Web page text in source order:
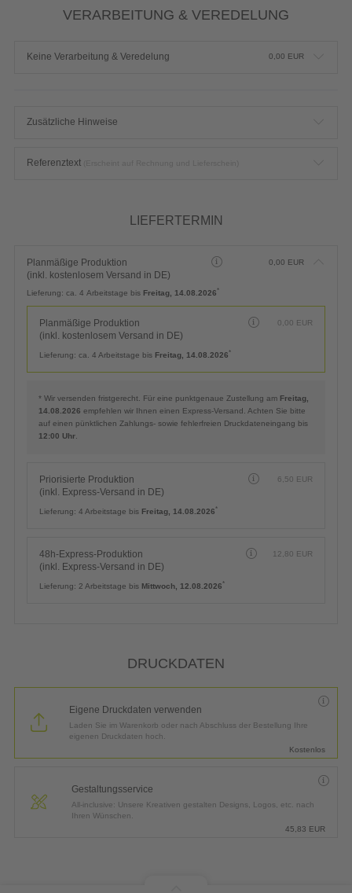
VERARBEITUNG & VEREDELUNG
Keine Verarbeitung & Veredelung 0,00 EUR
Zusätzliche Hinweise
Referenztext
LIEFERTERMIN
Planmäßige Produktion
(inkl. kostenlosem Versand in DE)
0,00 EUR
Lieferung: ca. 4 Arbeitstage bis Freitag, 14.08.2026*
Planmäßige Produktion
(inkl. kostenlosem Versand in DE)
0,00 EUR
Lieferung: ca. 4 Arbeitstage bis Freitag, 14.08.2026*
* Wir versenden fristgerecht. Für eine punktgenaue Zustellung am Freitag,
14.08.2026 empfehlen wir Ihnen einen Express-Versand. Achten Sie bitte
auf einen pünktlichen Zahlungs- sowie fehlerfreien Druckdateneingang bis
12:00 Uhr
Priorisierte Produktion
(inkl. Express-Versand in DE)
6,50 EUR
Lieferung: 4 Arbeitstage bis Freitag, 14.08.2026*
48h-Express-Produktion
(inkl. Express-Versand in DE)
12,80 EUR
Lieferung: 2 Arbeitstage bis Mittwoch, 12.08.2026*
DRUCKDATEN
Eigene Druckdaten verwenden
Laden Sie im Warenkorb oder nach Abschluss der Bestellung Ihre
eigenen Druckdaten hoch.
Kostenlos
Gestaltungsservice
All-inclusive: Unsere Kreativen gestalten Designs, Logos, etc. nach
Ihren Wünschen.
45,83 EUR